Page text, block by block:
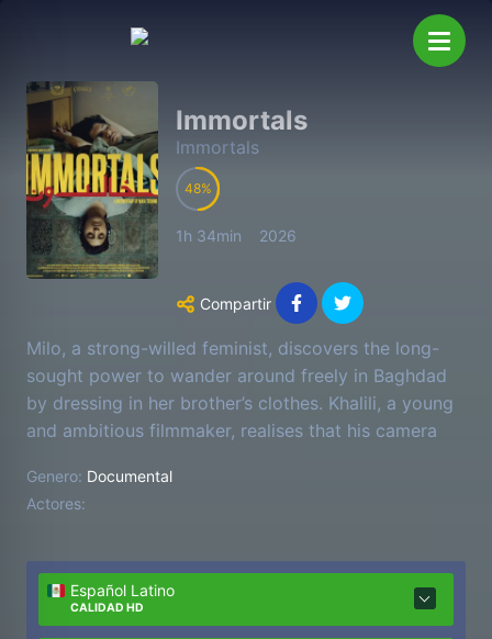
Immortals
Immortals
48
1h 34min 2026
Compartir
Milo, a strong-willed feminist, discovers the long-
sought power to wander around freely in Baghdad
by dressing in her brother’s clothes. Khalili, a young
and ambitious filmmaker, realises that his camera
Genero: Documental
Actores:
Español Latino
CALIDAD HD